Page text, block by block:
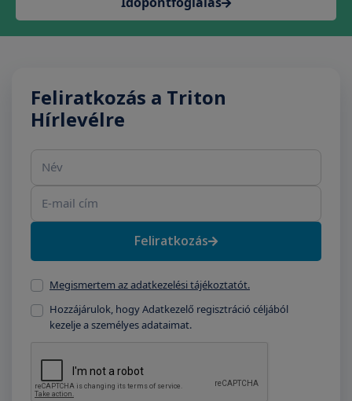
Feliratkozás a Triton
Hírlevélre
Név
E-mail cím
Feliratkozás
Megismertem az adatkezelési tájékoztatót.
Hozzájárulok, hogy Adatkezelő regisztráció céljából
kezelje a személyes adataimat.